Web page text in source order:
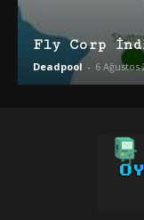
Fly Corp
Deadpool - 6 Ağustos